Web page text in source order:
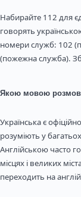
Набирайте 112 для
говорять
номери служб: 102
(пожежна служба).
Якою мовою
Українська є
розуміють у
Англійською часто
місцях і великих
переходить на